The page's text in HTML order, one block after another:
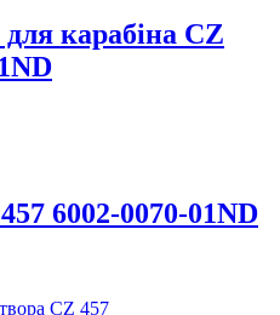
карабіна CZ
6002-0070-01ND